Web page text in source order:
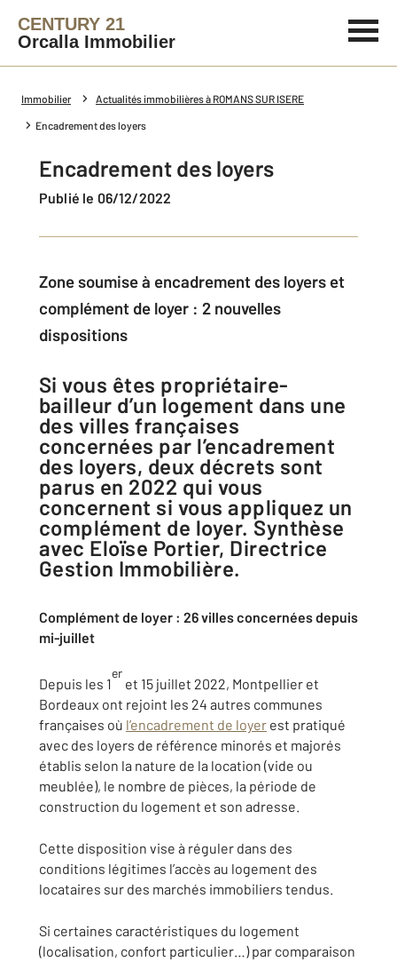
CENTURY 21
Orcalla Immobilier
Immobilier Actualités immobilières à ROMANS SUR ISERE
Encadrement des loyers
Encadrement des loyers
Publié le 06/12/2022
Zone soumise à encadrement des loyers et
complément de loyer : 2 nouvelles
dispositions
Si vous êtes propriétaire-
bailleur d’un logement dans une
des villes françaises
concernées par l’encadrement
des loyers, deux décrets sont
parus en 2022 qui vous
concernent si vous appliquez un
complément de loyer. Synthèse
avec Eloïse Portier, Directrice
Gestion Immobilière.
Complément de loyer : 26 villes concernées depuis
mi-juillet
Depuis les 1
er
et 15 juillet 2022, Montpellier et
Bordeaux ont rejoint les 24 autres communes
françaises où l’encadrement de loyer est pratiqué
avec des loyers de référence minorés et majorés
établis selon la nature de la location (vide ou
meublée), le nombre de pièces, la période de
construction du logement et son adresse.
Cette disposition vise à réguler dans des
conditions légitimes l’accès au logement des
locataires sur des marchés immobiliers tendus.
Si certaines caractéristiques du logement
(localisation, confort particulier…) par comparaison